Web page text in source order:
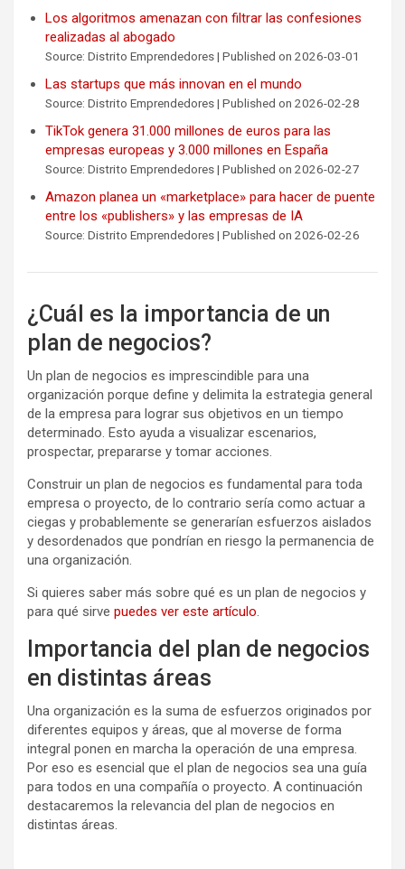
Los algoritmos amenazan con filtrar las confesiones
realizadas al abogado
Source: Distrito Emprendedores Published on 2026-03-01
Las startups que más innovan en el mundo
Source: Distrito Emprendedores Published on 2026-02-28
TikTok genera 31.000 millones de euros para las
empresas europeas y 3.000 millones en España
Source: Distrito Emprendedores Published on 2026-02-27
Amazon planea un «marketplace» para hacer de puente
entre los «publishers» y las empresas de IA
Source: Distrito Emprendedores Published on 2026-02-26
¿Cuál es la importancia de un
plan de negocios?
Un plan de negocios es imprescindible para una
organización porque define y delimita la estrategia general
de la empresa para lograr sus objetivos en un tiempo
determinado. Esto ayuda a visualizar escenarios,
prospectar, prepararse y tomar acciones.
Construir un plan de negocios es fundamental para toda
empresa o proyecto, de lo contrario sería como actuar a
ciegas y probablemente se generarían esfuerzos aislados
y desordenados que pondrían en riesgo la permanencia de
una organización.
Si quieres saber más sobre qué es un plan de negocios y
para qué sirve puedes ver este artículo.
Importancia del plan de negocios
en distintas áreas
Una organización es la suma de esfuerzos originados por
diferentes equipos y áreas, que al moverse de forma
integral ponen en marcha la operación de una empresa.
Por eso es esencial que el plan de negocios sea una guía
para todos en una compañía o proyecto. A continuación
destacaremos la relevancia del plan de negocios en
distintas áreas.